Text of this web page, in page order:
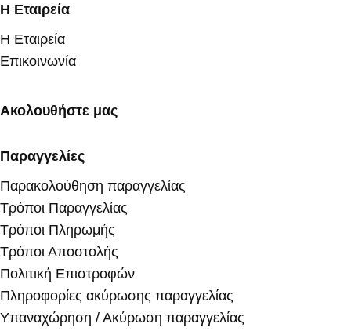
Η Εταιρεία
Η Εταιρεία
Επικοινωνία
Ακολουθήστε μας
Παραγγελίες
Παρακολούθηση παραγγελίας
Τρόποι Παραγγελίας
Τρόποι Πληρωμής
Τρόποι Αποστολής
Πολιτική Επιστροφών
Πληροφορίες ακύρωσης παραγγελίας
Υπαναχώρηση / Ακύρωση παραγγελίας